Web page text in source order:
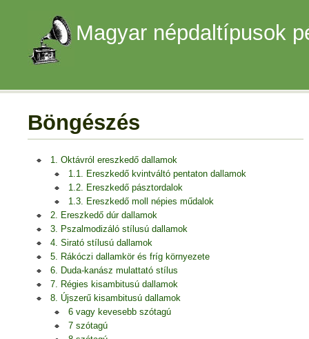
Magyar népdaltípusok
Böngészés
1. Oktávról ereszkedő dallamok
1.1. Ereszkedő kvintváltó pentaton dallamok
1.2. Ereszkedő pásztordalok
1.3. Ereszkedő moll népies műdalok
2. Ereszkedő dúr dallamok
3. Pszalmodizáló stílusú dallamok
4. Sirató stílusú dallamok
5. Rákóczi dallamkör és fríg környezete
6. Duda-kanász mulattató stílus
7. Régies kisambitusú dallamok
8. Újszerű kisambitusú dallamok
6 vagy kevesebb szótagú
7 szótagú